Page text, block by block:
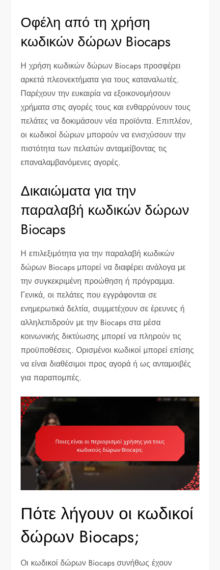
Οφέλη από τη χρήση
κωδικών δώρων Biocaps
Η χρήση κωδικών δώρων Biocaps προσφέρει
αρκετά πλεονεκτήματα για τους καταναλωτές.
Παρέχουν την ευκαιρία να εξοικονομήσουν
χρήματα στις αγορές τους και ενθαρρύνουν τους
πελάτες να δοκιμάσουν νέα προϊόντα. Επιπλέον,
οι κωδικοί δώρων μπορούν να ενισχύσουν την
πιστότητα των πελατών ανταμείβοντας τις
επαναλαμβανόμενες αγορές.
Δικαιώματα για την
παραλαβή κωδικών δώρων
Biocaps
Η επιλεξιμότητα για την παραλαβή κωδικών
δώρων Biocaps μπορεί να διαφέρει ανάλογα με
την συγκεκριμένη προώθηση ή πρόγραμμα.
Γενικά, οι πελάτες που εγγράφονται σε
ενημερωτικά δελτία, συμμετέχουν σε έρευνες ή
αλληλεπιδρούν με την Biocaps στα μέσα
κοινωνικής δικτύωσης μπορεί να πληρούν τις
προϋποθέσεις. Ορισμένοι κωδικοί μπορεί επίσης
να είναι διαθέσιμοι προς αγορά ή ως ανταμοιβές
για παραπομπές.
Πότε λήγουν οι κωδικοί
δώρων Biocaps;
Οι κωδικοί δώρων Biocaps συνήθως έχουν